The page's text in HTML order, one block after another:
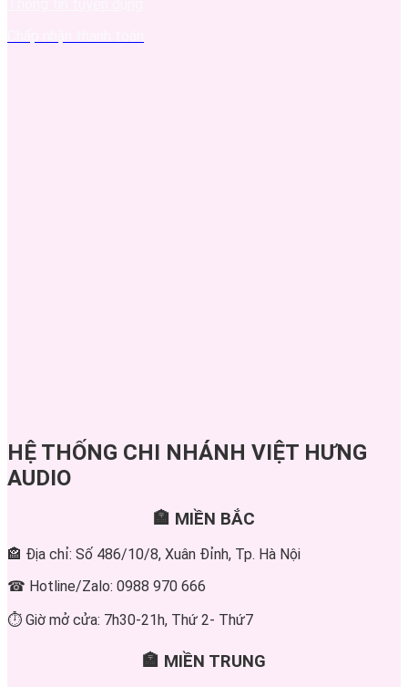
HỆ THỐNG CHI NHÁNH VIỆT HƯNG
AUDIO
🏣 MIỀN BẮC
🏤 Địa chỉ: Số 486/10/8, Xuân Đỉnh, Tp. Hà Nội
☎ Hotline/Zalo: 0988 970 666
⏱ Giờ mở cửa: 7h30-21h, Thứ 2- Thứ7
🏣 MIỀN TRUNG